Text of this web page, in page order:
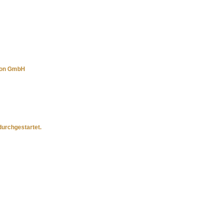
GmbH